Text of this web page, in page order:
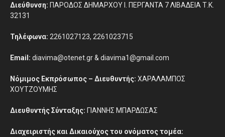
Διεύθυνση: ΠΑΡΟΔΟΣ ΔΗΜΑΡΧΟΥ Ι. ΠΕΡΓΑΝΤΑ 7 ΛΙΒΑΔΕΙΑ Τ.Κ.
32131
Τηλέφωνα: 2261027123, 2261023715
Email: diavima@otenet.gr & diavima1@gmail.com
Νόμιμος Εκπρόσωπος – Διευθυντής: ΧΑΡΑΛΑΜΠΟΣ
ΧΟΥΤΖΟΥΜΗΣ
Διευθυντής Σύνταξης: ΓΙΑΝΝΗΣ ΜΠΑΡΔΩΣΑΣ
Διαχειριστής και Δικαιούχος του ονόματος τομέα: